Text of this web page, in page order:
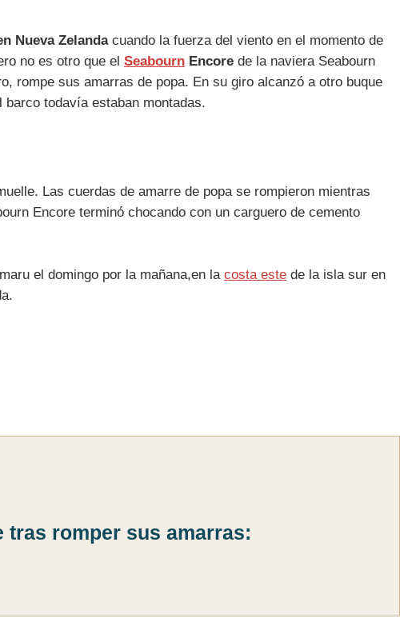
Nueva Zelanda cuando la fuerza del viento en el momento de
no es otro que el Seabourn Encore de la naviera Seabourn
rompe sus amarras de popa. En su giro alcanzó a otro buque
todavía estaban montadas.
Las cuerdas de amarre de popa se rompieron mientras
Encore terminó chocando con un carguero de cemento
el domingo por la mañana,en la costa este de la isla sur en
tras romper sus amarras: